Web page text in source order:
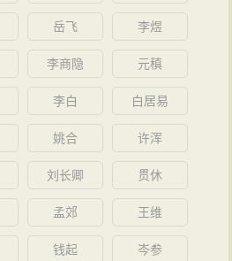
岳飞 李煜
李商隐 元稹
李白 白居易
姚合 许浑
刘长卿 贯休
孟郊 王维
钱起 岑参